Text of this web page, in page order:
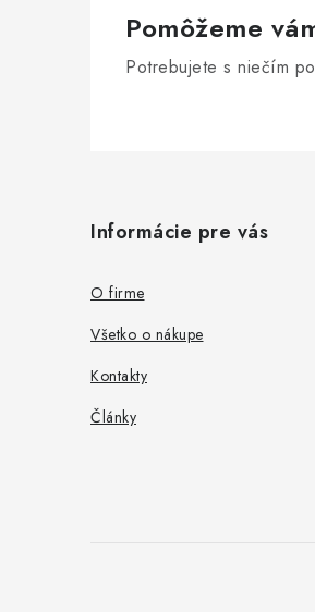
Pomôžeme
Potrebujete s niečím
Informácie pre vás
O firme
Všetko o nákupe
Kontakty
Články